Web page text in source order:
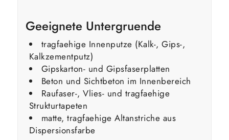
Geeignete Untergruende
tragfaehige Innenputze (Kalk-, Gips-,
Kalkzementputz)
Gipskarton- und Gipsfaserplatten
Beton und Sichtbeton im Innenbereich
Raufaser-, Vlies- und tragfaehige
Strukturtapeten
matte, tragfaehige Altanstriche aus
Dispersionsfarbe